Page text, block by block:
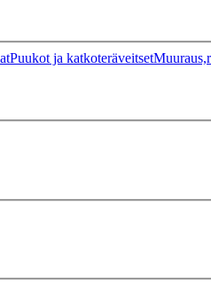
Puukot ja katkoteräveitset